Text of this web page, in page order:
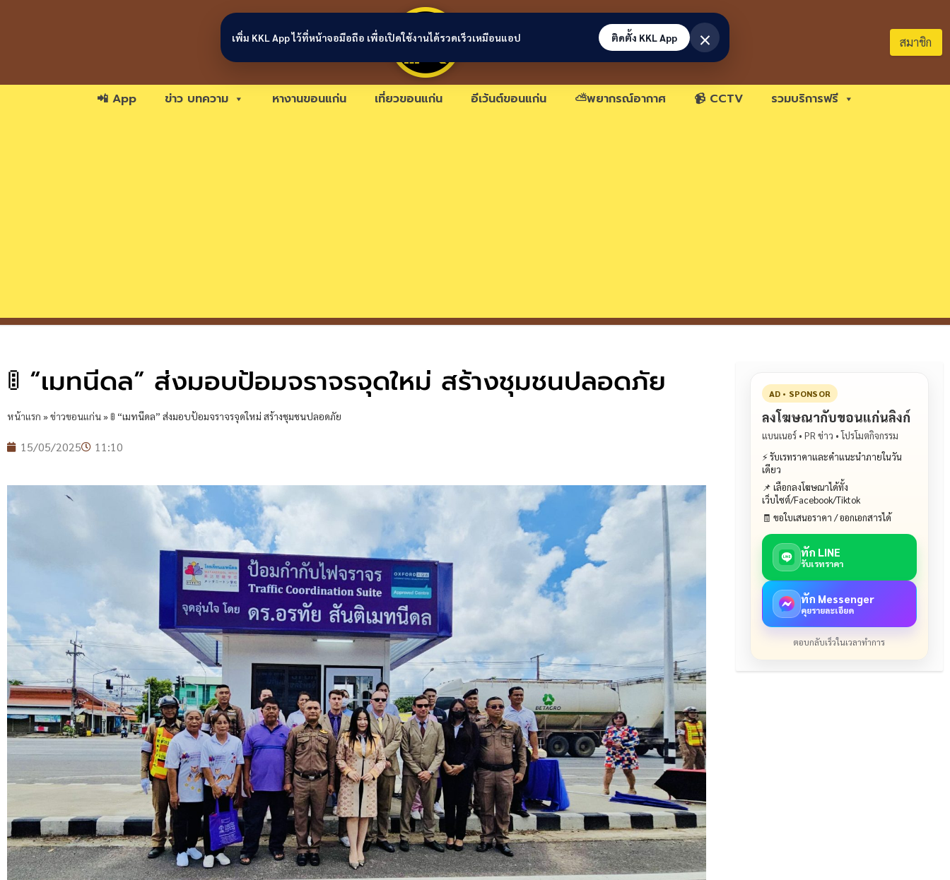
ขอนแก่นลิงก์ สมาชิก
📲 App ข่าว บทความ หางานขอนแก่น เที่ยวขอนแก่น อีเว้นต์ขอนแก่น ⛅พยากรณ์อากาศ 📹 CCTV รวมบริการฟรี
🚦 “เมทนีดล” ส่งมอบป้อมจราจรจุดใหม่ สร้างชุมชนปลอดภัย
หน้าแรก »ข่าวขอนแก่น»🚦 “เมทนีดล” ส่งมอบป้อมจราจรจุดใหม่ สร้างชุมชนปลอดภัย
15/05/2025 11:10
AD • SPONSOR
ลงโฆษณากับขอนแก่นลิงก์
แบนเนอร์ • PR ข่าว • โปรโมตกิจกรรม
⚡ รับเรทราคาและคำแนะนำภายในวัน
เดียว
📌 เลือกลงโฆษณาได้ทั้ง
เว็บไซต์/Facebook/Tiktok
🧾 ขอใบเสนอราคา / ออกเอกสารได้
ทัก LINE
รับเรทราคา
ทัก Messenger
คุยรายละเอียด
ตอบกลับเร็วในเวลาทำการ
เพิ่ม KKL App ไว้ที่หน้าจอมือถือ เพื่อเปิดใช้งานได้รวดเร็วเหมือนแอป ติดตั้ง KKL App ×